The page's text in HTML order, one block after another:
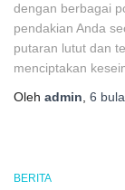
dengan berbagai
pendakian Anda
putaran lutut dan
menciptakan
Oleh admin 6
BERITA